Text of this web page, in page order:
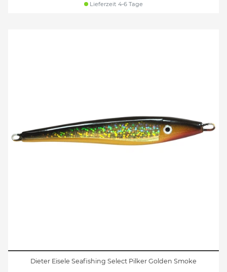
Lieferzeit 4-6 Tage
Dieter Eisele Seafishing Select Pilker Golden Smoke